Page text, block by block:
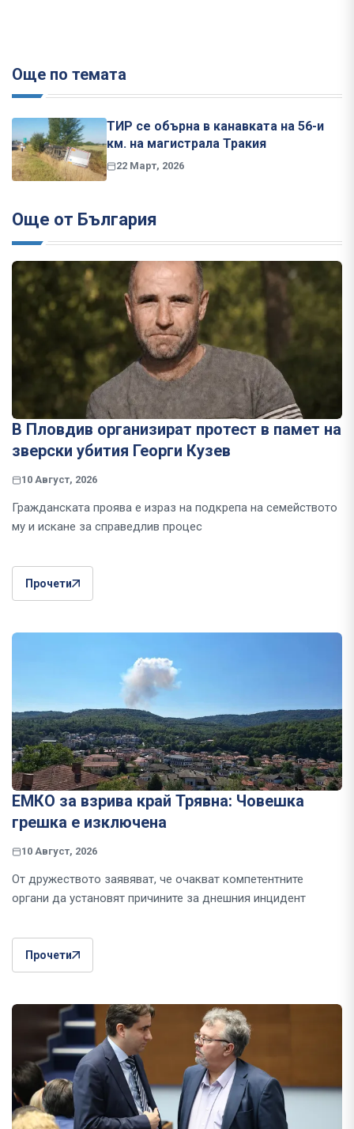
Още по темата
ТИР се обърна в канавката на 56-и
км. на магистрала Тракия
22 Март, 2026
Още от България
В Пловдив организират протест в памет на
зверски убития Георги Кузев
10 Август, 2026
Гражданската проява е израз на подкрепа на семейството
му и искане за справедлив процес
Прочети
ЕМКО за взрива край Трявна: Човешка
грешка е изключена
10 Август, 2026
От дружеството заявяват, че очакват компетентните
органи да установят причините за днешния инцидент
Прочети